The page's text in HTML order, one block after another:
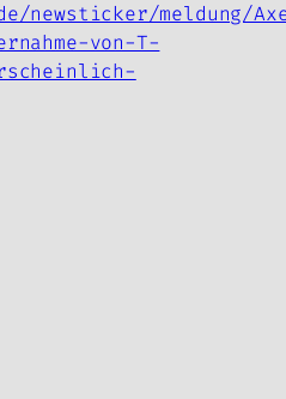
newsticker/meldung/
von-T-